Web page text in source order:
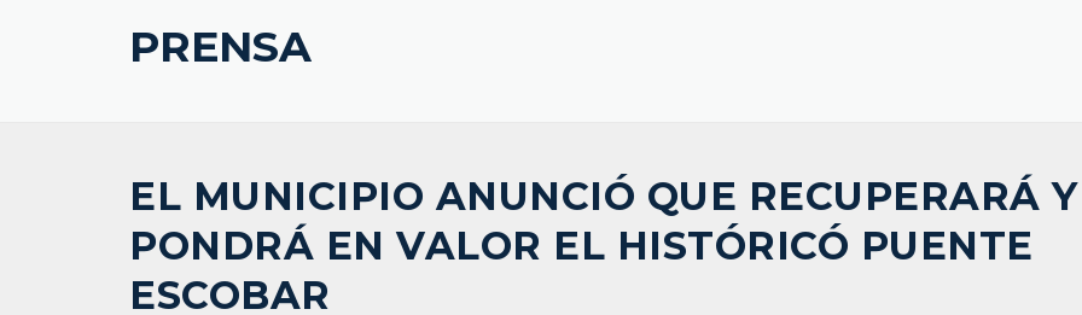
PRENSA
EL MUNICIPIO ANUNCIÓ QUE RECUPERARÁ Y
PONDRÁ EN VALOR EL HISTÓRICÓ PUENTE
ESCOBAR